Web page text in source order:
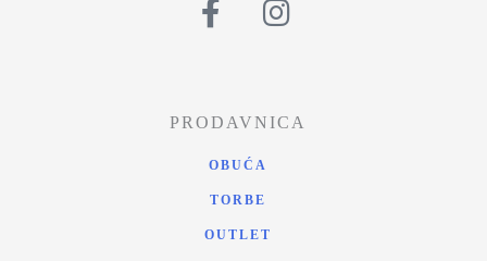
PRODAVNICA
OBUĆA
TORBE
OUTLET